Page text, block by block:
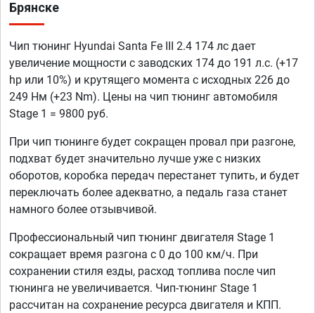
Брянске
Чип тюнинг Hyundai Santa Fe III 2.4 174 лс дает
увеличение мощности с заводских 174 до 191 л.с. (+17
hp или 10%) и крутящего момента с исходных 226 до
249 Нм (+23 Nm). Цены на чип тюнинг автомобиля
Stage 1 = 9800 руб.
При чип тюнинге будет сокращен провал при разгоне,
подхват будет значительно лучше уже с низких
оборотов, коробка передач перестанет тупить, и будет
переключать более адекватно, а педаль газа станет
намного более отзывчивой.
Профессиональный чип тюнинг двигателя Stage 1
сокращает время разгона с 0 до 100 км/ч. При
сохранении стиля езды, расход топлива после чип
тюнинга не увеличивается. Чип-тюнинг Stage 1
рассчитан на сохранение ресурса двигателя и КПП.